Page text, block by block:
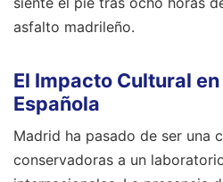
asfalto madrileño.
El Impacto Cultural
Española
Madrid ha pasado de ser una
conservadoras a un